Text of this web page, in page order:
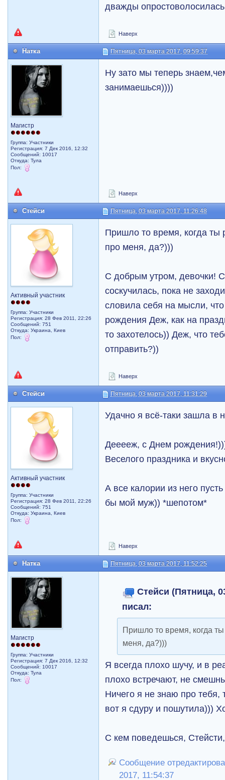
дважды
Наверх
Натка Пятница, 03 марта 2017, 09:59:37
Магистр
Группа: Участники
Регистрация: 7 Дек 2016, 12:32
Сообщений: 10017
Откуда: Тула
Пол:
Ну зато мы теперь
занимаешься))))
Наверх
Стейси Пятница, 03 марта 2017, 11:26:48
Активный участник
Группа: Участники
Регистрация: 28 Фев 2011, 22:26
Сообщений: 751
Откуда: Украина, Киев
Пол:
Пришло то время, когда ты
про меня, да?)))
С добрым утром, девочки!
соскучилась, пока не
словила себя на мысли,
рождения Деж, как на
то захотелось)) Деж, что
отправить?))
Наверх
Стейси Пятница, 03 марта 2017, 11:31:29
Активный участник
Группа: Участники
Регистрация: 28 Фев 2011, 22:26
Сообщений: 751
Откуда: Украина, Киев
Пол:
Удачно я всё-таки зашла в
Дееееж, с Днем
Веселого праздника и
А все калории из него
бы мой муж)) *шепотом*
Наверх
Натка Пятница, 03 марта 2017, 11:52:25
Магистр
Группа: Участники
Регистрация: 7 Дек 2016, 12:32
Сообщений: 10017
Откуда: Тула
Пол:
Стейси (Пятница,
писал:
Пришло то время, когда
меня, да?)))
Я всегда плохо шучу, и в
плохо встречают, не
Ничего я не знаю про
вот я сдуру и пошутила)))
С кем поведешься,
Сообщение
2017, 11:54:37